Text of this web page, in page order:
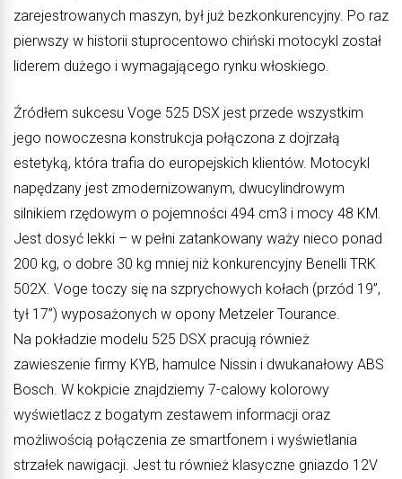
zarejestrowanych maszyn, był już bezkonkurencyjny. Po raz
pierwszy w historii stuprocentowo chiński motocykl został
liderem dużego i wymagającego rynku włoskiego.
Źródłem sukcesu Voge 525 DSX jest przede wszystkim
jego nowoczesna konstrukcja połączona z dojrzałą
estetyką, która trafia do europejskich klientów. Motocykl
napędzany jest zmodernizowanym, dwucylindrowym
silnikiem rzędowym o pojemności 494 cm3 i mocy 48 KM.
Jest dosyć lekki – w pełni zatankowany waży nieco ponad
200 kg, o dobre 30 kg mniej niż konkurencyjny Benelli TRK
502X. Voge toczy się na szprychowych kołach (przód 19”,
tył 17”) wyposażonych w opony Metzeler Tourance.
Na pokładzie modelu 525 DSX pracują również
zawieszenie firmy KYB, hamulce Nissin i dwukanałowy ABS
Bosch. W kokpicie znajdziemy 7-calowy kolorowy
wyświetlacz z bogatym zestawem informacji oraz
możliwością połączenia ze smartfonem i wyświetlania
strzałek nawigacji. Jest tu również klasyczne gniazdo 12V